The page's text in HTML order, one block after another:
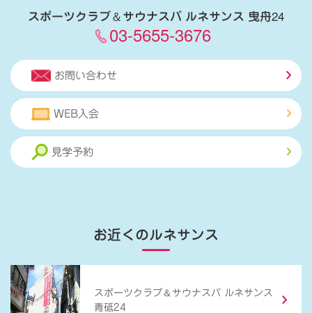
スポーツクラブ＆サウナスパ ルネサンス 曳舟24
03-5655-3676
お問い合わせ
WEB入会
見学予約
お近くのルネサンス
スポーツクラブ ＆ サウナスパ ルネサンス
青砥24